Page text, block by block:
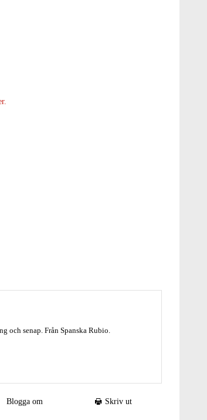
och senap. Från Spanska Rubio.
Blogga om Skriv ut